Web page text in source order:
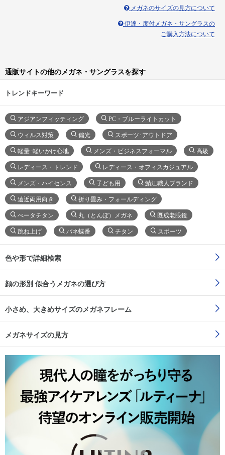
メガネのサイズの見方について
伊達・度付メガネ・サングラスの
ご購入方法について
通販サイトの他のメガネ・サングラスを探す
トレンドキーワード
アジアンフィッティング PC・ブルーライトカット
ウィルス対策 偏光 スポーツ･アウトドア
軽量･軽いかけ心地 メンズ・ビジネスフォーマル 高級
レディース・トレンド レディース・オフィスカジュアル
メンズ・ハイセンス 子ども用 鯖江職人ブランド
遠近両用向き 折り畳み・フォールディング
べータチタン 丸（とんぼ）メガネ 既成老眼鏡
跳ね上げ バネ蝶番 チタン スポーツ
色や形で詳細検索
顔の形別 似合うメガネの選び方
小さめ、大きめサイズのメガネフレーム
メガネサイズの見方